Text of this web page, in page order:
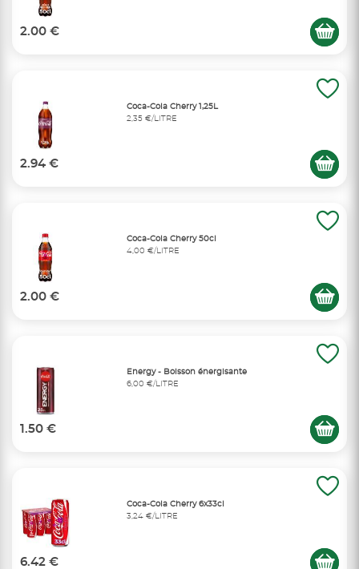
2.00 €
Coca-Cola Cherry 1,25L
2,35 €/LITRE
2.94 €
Coca-Cola Cherry 50cl
4,00 €/LITRE
2.00 €
Energy - Boisson énergisante
6,00 €/LITRE
1.50 €
Coca-Cola Cherry 6x33cl
3,24 €/LITRE
6.42 €